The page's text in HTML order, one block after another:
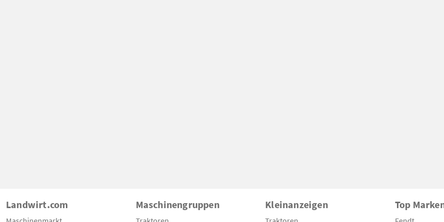
Landwirt.com Maschinengruppen Kleinanzeigen Top